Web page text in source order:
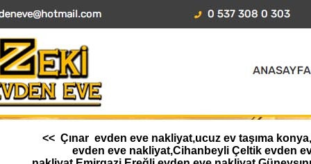
<< Çınar evden eve nakliyat,ucuz ev taşıma
evden eve nakliyat,Cihanbeyli Çeltik evden